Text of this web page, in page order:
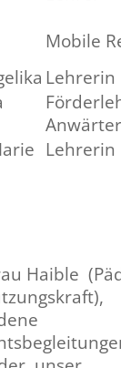
Mobile
Lehrerin
Haible
),